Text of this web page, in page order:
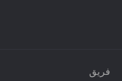
فريق